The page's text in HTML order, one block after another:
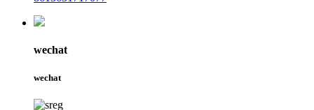
wechat
wechat